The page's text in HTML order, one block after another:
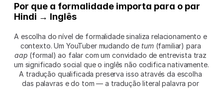
Por que a formalidade importa para o par
Hindi → Inglês
A escolha do nível de formalidade sinaliza relacionamento e
contexto. Um YouTuber mudando de tum
aap (formal) ao falar com um convidado de entrevista traz
um significado social que o inglês não codifica nativamente.
A tradução qualificada preserva isso através da escolha
das palavras e do tom — a tradução literal palavra por